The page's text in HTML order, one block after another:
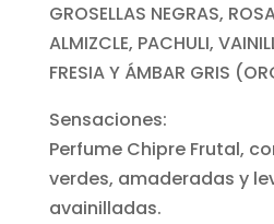
GROSELLAS NEGRAS,
ALMIZCLE, PACHULI,
FRESIA Y ÁMBAR GRIS
Sensaciones:
Perfume Chipre Frutal,
verdes, amaderadas y
avainilladas.